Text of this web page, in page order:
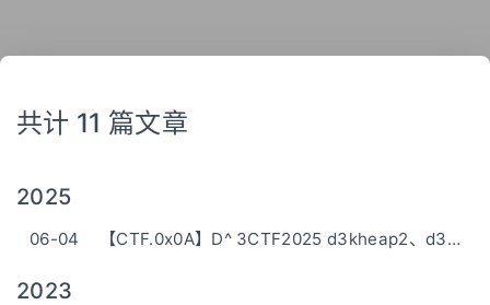
共计 11 篇文章
2025
06-04 【CTF.0x0A】D^ 3CTF2025 d3kheap2、d3kshrm 出题手记
2023